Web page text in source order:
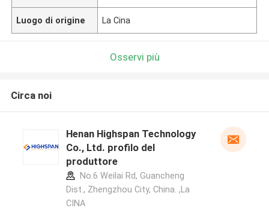
Luogo di origine La Cina
Osservi più
Circa noi
Henan Highspan Technology
Co., Ltd. profilo del
produttore
No.6 Weilai Rd, Guancheng
Dist., Zhengzhou City, China. ,La
CINA